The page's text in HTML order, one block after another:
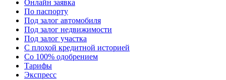
Онлайн заявка
По паспорту
Под залог автомобиля
Под залог недвижимости
Под залог участка
С плохой кредитной историей
Со 100% одобрением
Тарифы
Экспресс